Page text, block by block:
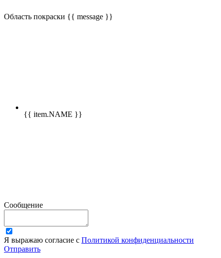
Область покраски {{ message }}
{{ item.NAME }}
Сообщение
Я выражаю согласие с Политикой конфиденциальности
Отправить